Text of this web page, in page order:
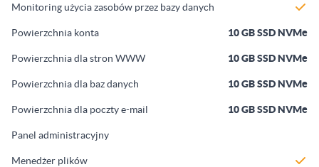
Monitoring użycia zasobów przez bazy danych
Powierzchnia konta 10 GB SSD NVMe
Powierzchnia dla stron WWW 10 GB SSD NVMe
Powierzchnia dla baz danych 10 GB SSD NVMe
Powierzchnia dla poczty e-mail 10 GB SSD NVMe
Panel administracyjny
Menedżer plików